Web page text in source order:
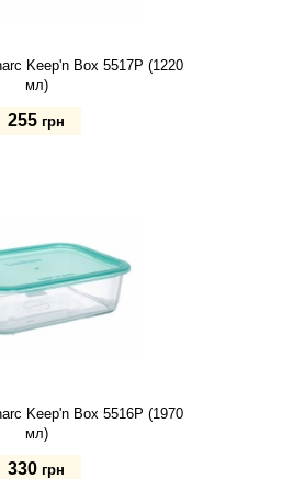
Keep'n Box 5517P (1220
мл)
255 грн
Keep'n Box 5516P (1970
мл)
330 грн